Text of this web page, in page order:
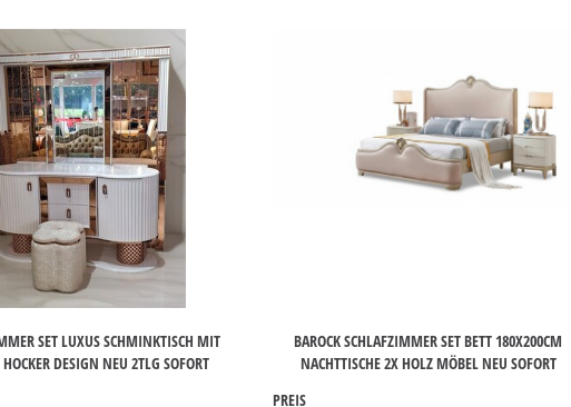
SET LUXUS SCHMINKTISCH MIT
DESIGN NEU 2TLG SOFORT
BAROCK SCHLAFZIMMER SET BETT 180X200CM
NACHTTISCHE 2X HOLZ MÖBEL NEU SOFORT
PREIS